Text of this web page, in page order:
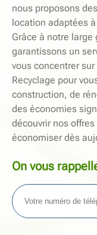
nous proposons
location adaptées
Grâce à notre
garantissons un
vous concentrer
Recyclage pour
construction, de
des économies
découvrir nos
économiser dès
On vous